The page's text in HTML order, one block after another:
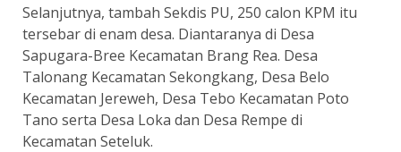
Selanjutnya, tambah Sekdis PU, 250 calon KPM itu
tersebar di enam desa. Diantaranya di Desa
Sapugara-Bree Kecamatan Brang Rea. Desa
Talonang Kecamatan Sekongkang, Desa Belo
Kecamatan Jereweh, Desa Tebo Kecamatan Poto
Tano serta Desa Loka dan Desa Rempe di
Kecamatan Seteluk.